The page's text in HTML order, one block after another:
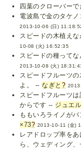
四葉のクローバー
電波島で金のタケ
2013-10-06 (日)
スピードの木植え
10-08 (火) 16:52:35
スピードの種って
2013-10-08 (火)
スピードフルーツ
よ。 -- なぎと ?
スピードフルーツ
からです -- ジュエ
ももいろライノが
×73? 2013-10-11 (金)
レアドロップ率を
ら、ウェディング